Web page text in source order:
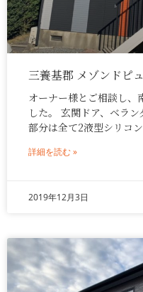
三養基郡 メゾンドピ
オーナー様とご相談し、
した。 玄関ドア、ベラ
部分は全て2液型シリコ
詳細を読む »
2019年12月3日